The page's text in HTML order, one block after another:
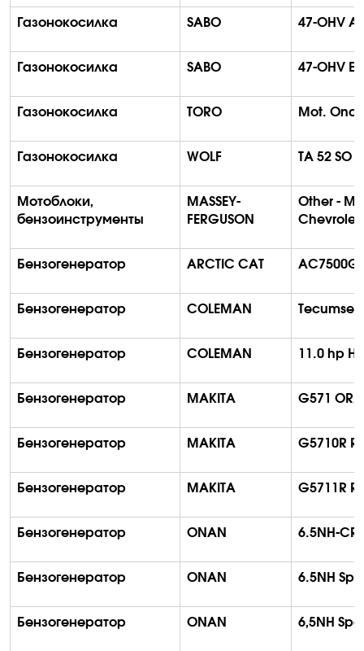
Газонокосилка SABO 47-OHV A
Газонокосилка SABO 47-OHV
Газонокосилка TORO Mot.
Газонокосилка WOLF TA 52 SO
Мотоблоки,
бензоинструменты
MASSEY-
FERGUSON
Other -
Chevrolet
Бензогенератор ARCTIC CAT
Бензогенератор COLEMAN
Бензогенератор COLEMAN 11.0 hp
Бензогенератор MAKITA G571 OR,
Бензогенератор MAKITA G5710R
Бензогенератор MAKITA G5711R
Бензогенератор ONAN 6.5NH-
Бензогенератор ONAN 6.5NH
Бензогенератор ONAN 6,5NH